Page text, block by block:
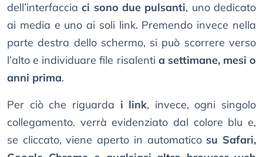
dell’interfacciaci sono due pulsanti, uno dedicato
ai media e uno ai soli link. Premendo invece nella
parte destra dello schermo, si può scorrere verso
l’alto e individuare file risalenti a settimane, mesi o
anni prima.
Per ciò che riguarda i link, invece, ogni singolo
collegamento. verrà evidenziato dal colore blu e,
se cliccato, viene aperto in automatico su Safari,